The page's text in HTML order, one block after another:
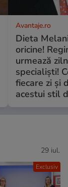
Avantaje.ro
Dieta
oricine!
urmează
specialiști!
fiecare zi și
acestui stil
Exclusiv
29 iul.